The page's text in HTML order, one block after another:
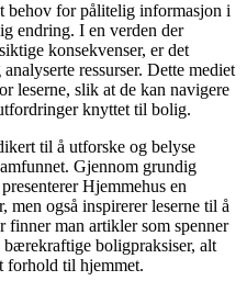
behov for pålitelig informasjon i
endring. I en verden der
konsekvenser, er det
ressurser. Dette mediet
leserne, slik at de kan navigere
knyttet til bolig.
til å utforske og belyse
Gjennom grundig
Hjemmehus en
men også inspirerer leserne til å
man artikler som spenner
boligpraksiser, alt
forhold til hjemmet.